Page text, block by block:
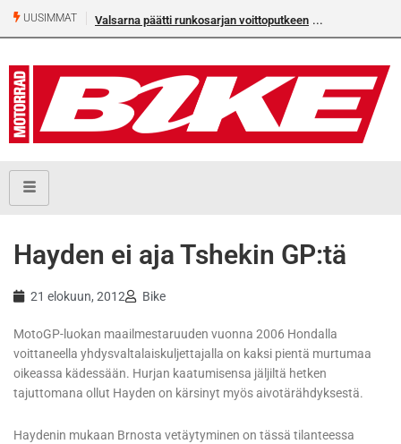
UUSIMMAT Valsarna päätti runkosarjan voittoputkeen
Hayden ei aja Tshekin GP:tä
21 elokuun, 2012 Bike
MotoGP-luokan maailmestaruuden vuonna 2006 Hondalla
voittaneella yhdysvaltalaiskuljettajalla on kaksi pientä murtumaa
oikeassa kädessään. Hurjan kaatumisensa jäljiltä hetken
tajuttomana ollut Hayden on kärsinyt myös aivotärähdyksestä.
Haydenin mukaan Brnosta vetäytyminen on tässä tilanteessa